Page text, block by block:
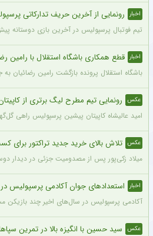
اخبار رونمایی از آخرین حریف تدارکاتی
تیم فوتبال پرسپولیس در آخرین بازی دوستانه
اخبار قطع همکاری باشگاه استقلال با رامین
باشگاه استقلال پرونده بازگشت رامین رضائیان
عکس رونمایی تیم مطرح لیگ برتری از
امید عالیشاه کاپیتان پیشین پرسپولیس راهی
عکس تلاش بالای خرید جدید تراکتور
میلاد زکی‌پور پس از مصدومیت جزئی در دیدار
اخبار استعدادهای جوان آکادمی پرسپولیس در
آکادمی پرسپولیس در سال‌های اخیر چند بازیکن
عکس سید حسین با انگیزه بالا در تمرین